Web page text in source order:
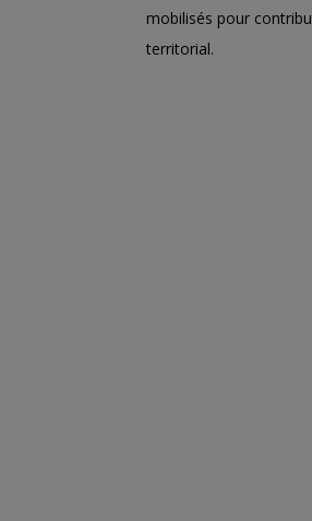
mobilisés pour
territorial.